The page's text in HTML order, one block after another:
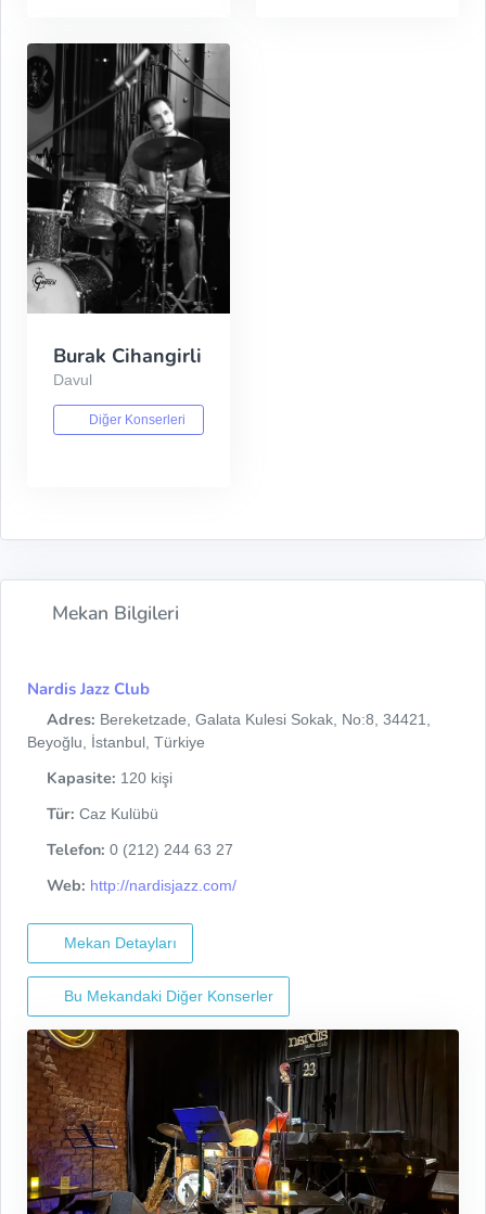
Burak Cihangirli
Davul
Diğer Konserleri
Mekan Bilgileri
Nardis Jazz Club
Adres: Bereketzade, Galata Kulesi Sokak, No:8, 34421,
Beyoğlu, İstanbul, Türkiye
Kapasite: 120 kişi
Tür: Caz Kulübü
Telefon: 0 (212) 244 63 27
Web: http://nardisjazz.com/
Mekan Detayları
Bu Mekandaki Diğer Konserler